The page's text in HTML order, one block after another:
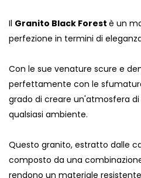
Il Granito Black Forest è un
perfezione in termini di
Con le sue venature scure e
perfettamente con le
grado di creare un'atmosfera
qualsiasi ambiente.
Questo granito, estratto dalle
composto da una
rendono un materiale